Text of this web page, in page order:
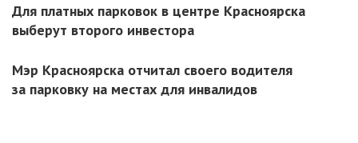
Для платных парковок в центре Красноярска
выберут второго инвестора
Мэр Красноярска отчитал своего водителя
за парковку на местах для инвалидов